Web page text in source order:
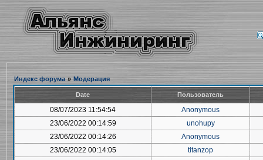
Индекс форума » Модерация
Date Пользователь
08/07/2023 11:54:54
Anonymous
23/06/2022 00:14:59
unohupy
23/06/2022 00:14:26
Anonymous
23/06/2022 00:14:05
titanzop